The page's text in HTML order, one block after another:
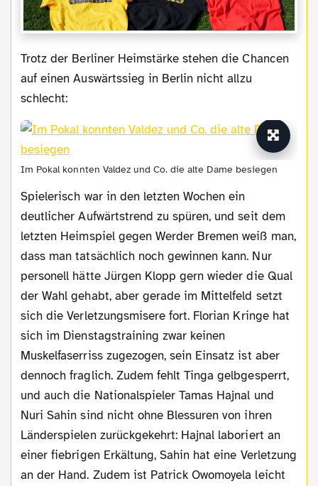
Trotz der Berliner Heimstärke stehen die Chancen
auf einen Auswärtssieg in Berlin nicht allzu
schlecht:
Im Pokal konnten Valdez und Co. die alte Dame besiegen
Spielerisch war in den letzten Wochen ein
deutlicher Aufwärtstrend zu spüren, und seit dem
letzten Heimspiel gegen Werder Bremen weiß man,
dass man tatsächlich noch gewinnen kann. Nur
personell hätte Jürgen Klopp gern wieder die Qual
der Wahl gehabt, aber gerade im Mittelfeld setzt
sich die Verletzungsmisere fort. Florian Kringe hat
sich im Dienstagstraining zwar keinen
Muskelfaserriss zugezogen, sein Einsatz ist aber
dennoch fraglich. Zudem fehlt Tinga gelbgesperrt,
und auch die Nationalspieler Tamas Hajnal und
Nuri Sahin sind nicht ohne Blessuren von ihren
Länderspielen zurückgekehrt: Hajnal laboriert an
einer fiebrigen Erkältung, Sahin hat eine Verletzung
an der Hand. Zudem ist Patrick Owomoyela leicht